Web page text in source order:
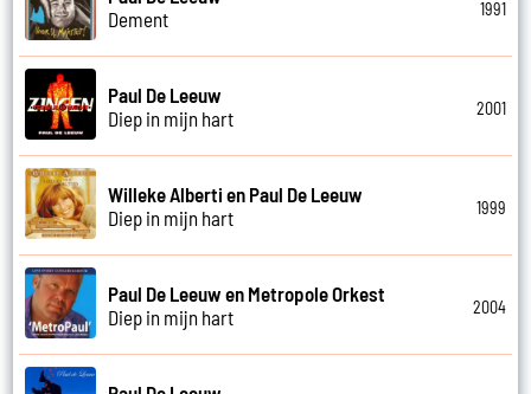
Dement
1991
Paul De Leeuw
Diep in mijn hart
2001
Willeke Alberti en Paul De Leeuw
Diep in mijn hart
1999
Paul De Leeuw en Metropole Orkest
Diep in mijn hart
2004